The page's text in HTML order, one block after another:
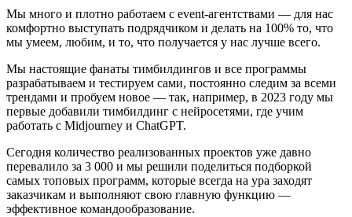
Мы много и плотно работаем с event-агентствами — для нас
комфортно выступать подрядчиком и делать на 100% то, что
мы умеем, любим, и то, что получается у нас лучше всего.
Мы настоящие фанаты тимбилдингов и все программы
разрабатываем и тестируем сами, постоянно следим за всеми
трендами и пробуем новое — так, например, в 2023 году мы
первые добавили тимбилдинг с нейросетями, где учим
работать с Midjourney и ChatGPT.
Сегодня количество реализованных проектов уже давно
перевалило за 3 000 и мы решили поделиться подборкой
самых топовых программ, которые всегда на ура заходят
заказчикам и выполняют свою главную функцию —
эффективное командообразование.